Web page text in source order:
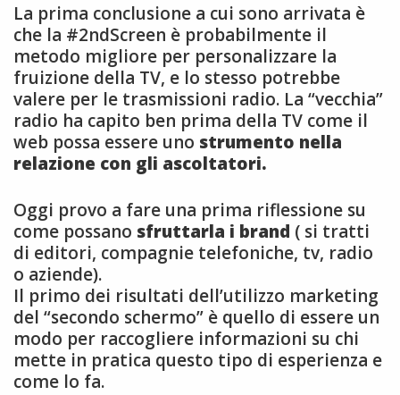
La prima conclusione a cui sono arrivata è
che la #2ndScreen è probabilmente il
metodo migliore per personalizzare la
fruizione della TV, e lo stesso potrebbe
valere per le trasmissioni radio. La “vecchia”
radio ha capito ben prima della TV come il
web possa essere uno strumento nella
relazione con gli ascoltatori.
Oggi provo a fare una prima riflessione su
come possano sfruttarla i brand ( si tratti
di editori, compagnie telefoniche, tv, radio
o aziende).
Il primo dei risultati dell’utilizzo marketing
del “secondo schermo” è quello di essere un
modo per raccogliere informazioni su chi
mette in pratica questo tipo di esperienza e
come lo fa.